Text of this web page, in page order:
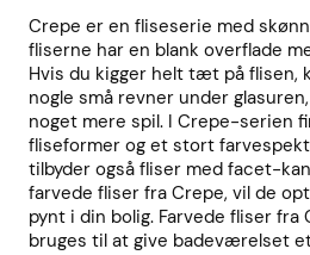
Crepe er en fliseserie med
fliserne har en blank overflade
Hvis du kigger helt tæt på flisen,
nogle små revner under
noget mere spil. I Crepe-serien
fliseformer og et stort
tilbyder også fliser med facet-
farvede fliser fra Crepe, vil de
pynt i din bolig. Farvede fliser fra
bruges til at give badeværelset